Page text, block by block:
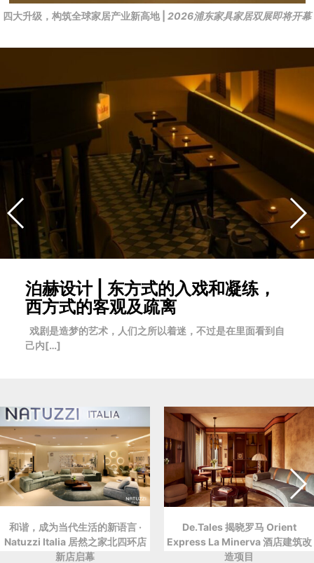
四大升级，构筑全球家居产业新高地 | 2026浦东家具家居双展即将开幕
泊赫设计 | 东方式的入戏和凝练，
西方式的客观及疏离
戏剧是造梦的艺术，人们之所以着迷，不过是在里面看到自
己内[…]
和谐，成为当代生活的新语言 ·
Natuzzi Italia 居然之家北四环店
新店启幕
De.Tales 揭晓罗马 Orient
Express La Minerva 酒店建筑改
造项目